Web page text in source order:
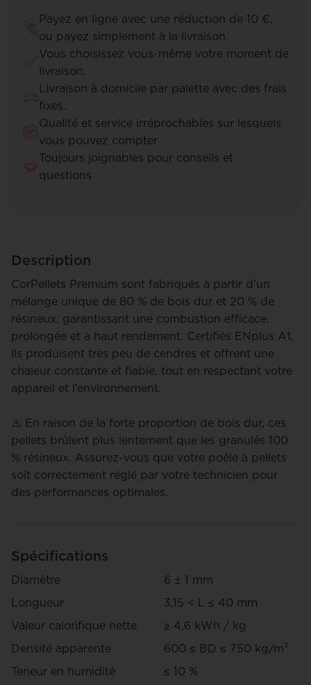
Payez en ligne avec une réduction de 10 €,
ou payez simplement à la livraison.
Vous choisissez vous-même votre moment de
livraison.
Livraison à domicile par palette avec des frais
fixes.
Qualité et service irréprochables sur lesquels
vous pouvez compter
Toujours joignables pour conseils et
questions
Description
CorPellets Premium sont fabriqués à partir d’un
mélange unique de 80 % de bois dur et 20 % de
résineux, garantissant une combustion efficace,
prolongée et à haut rendement. Certifiés ENplus A1,
ils produisent très peu de cendres et offrent une
chaleur constante et fiable, tout en respectant votre
appareil et l’environnement.
⚠️ En raison de la forte proportion de bois dur, ces
pellets brûlent plus lentement que les granulés 100
% résineux. Assurez-vous que votre poêle à pellets
soit correctement réglé par votre technicien pour
des performances optimales.
Spécifications
Diamètre
6 ± 1 mm
Longueur
3,15 < L ≤ 40 mm
Valeur calorifique nette
≥ 4,6 kWh / kg
Densité apparente
600 ≤ BD ≤ 750 kg/m³
Teneur en humidité
≤ 10 %